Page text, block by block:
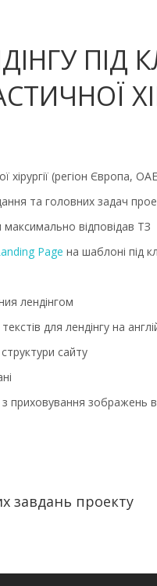
ПІД
хірургії (регіон Європа,
та головних задач
відповідав ТЗ
Page на шаблоні під
лендінгом
для лендінгу на
сайту
приховування зображень в
завдань проекту